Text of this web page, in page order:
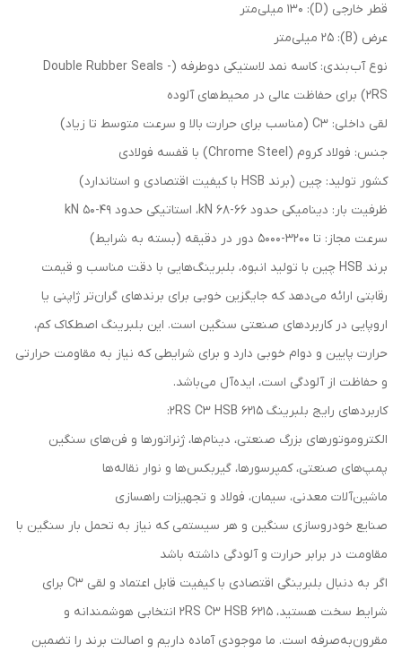
قطر خارجی (D): ۱۳۰ میلی‌متر
عرض (B): ۲۵ میلی‌متر
نوع آب‌بندی: کاسه نمد لاستیکی دوطرفه (Double Rubber Seals -
2RS) برای حفاظت عالی در محیط‌های آلوده
لقی داخلی: C3 (مناسب برای حرارت بالا و سرعت متوسط تا زیاد)
جنس: فولاد کروم (Chrome Steel) با قفسه فولادی
کشور تولید: چین (برند HSB با کیفیت اقتصادی و استاندارد)
ظرفیت بار: دینامیکی حدود ۶۶-۶۸ kN، استاتیکی حدود ۴۹-۵۰ kN
سرعت مجاز: تا ۳۲۰۰-۵۰۰۰ دور در دقیقه (بسته به شرایط)
برند HSB چین با تولید انبوه، بلبرینگ‌هایی با دقت مناسب و قیمت
رقابتی ارائه می‌دهد که جایگزین خوبی برای برندهای گران‌تر ژاپنی یا
اروپایی در کاربردهای صنعتی سنگین است. این بلبرینگ اصطکاک کم،
حرارت پایین و دوام خوبی دارد و برای شرایطی که نیاز به مقاومت حرارتی
و حفاظت از آلودگی است، ایده‌آل می‌باشد.
کاربردهای رایج بلبرینگ 6215 2RS C3 HSB:
الکتروموتورهای بزرگ صنعتی، دینام‌ها، ژنراتورها و فن‌های سنگین
پمپ‌های صنعتی، کمپرسورها، گیربکس‌ها و نوار نقاله‌ها
ماشین‌آلات معدنی، سیمان، فولاد و تجهیزات راهسازی
صنایع خودروسازی سنگین و هر سیستمی که نیاز به تحمل بار سنگین با
مقاومت در برابر حرارت و آلودگی داشته باشد
اگر به دنبال بلبرینگی اقتصادی با کیفیت قابل اعتماد و لقی C3 برای
شرایط سخت هستید، 6215 2RS C3 HSB انتخابی هوشمندانه و
مقرون‌به‌صرفه است. ما موجودی آماده داریم و اصالت برند را تضمین